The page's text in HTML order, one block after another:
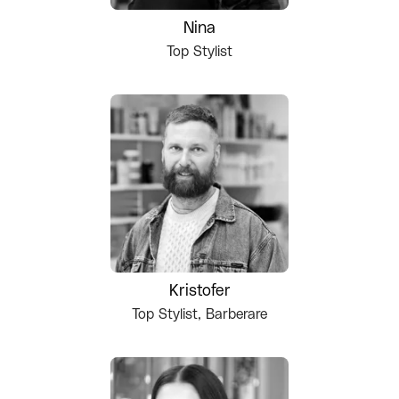
Nina
Top Stylist
Kristofer
Top Stylist, Barberare